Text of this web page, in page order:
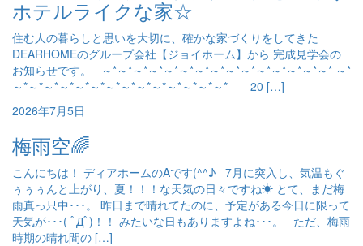
ホテルライクな家☆
住む人の暮らしと思いを大切に、確かな家づくりをしてきた
DEARHOMEのグループ会社【ジョイホーム】から 完成見学会の
お知らせです。 ～*～*～*～*～*～*～*～*～*～*～*～*～*～*～* ～*
～*～*～*～*～*～*～*～*～*～*～*～*～*～* 20 […]
2026年7月5日
梅雨空🌈
こんにちは！ ディアホームのAです(^^♪ 7月に突入し、気温もぐ
ぅぅぅんと上がり、夏！！！な天気の日々ですね☀ とて、まだ梅
雨真っ只中･･･。 昨日まで晴れてたのに、予定がある今日に限って
天気が･･･( ﾟДﾟ)！！ みたいな日もありますよね･･･。 ただ、梅雨
時期の晴れ間の […]